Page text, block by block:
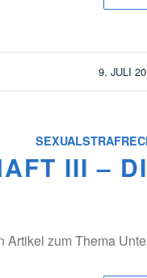
9. JULI
/
III –
Artikel zum Thema